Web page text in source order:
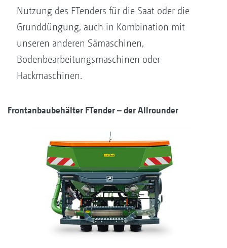
Nutzung des FTenders für die Saat oder die
Grunddüngung, auch in Kombination mit
unseren anderen Sämaschinen,
Bodenbearbeitungsmaschinen oder
Hackmaschinen.
Frontanbaubehälter FTender – der Allrounder